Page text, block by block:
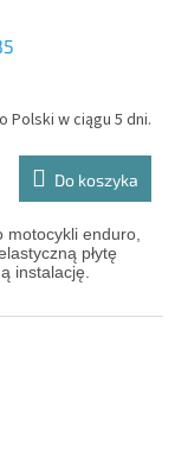
Polski w ciągu 5 dni.
Do koszyka
motocykli enduro,
płytę
instalację.